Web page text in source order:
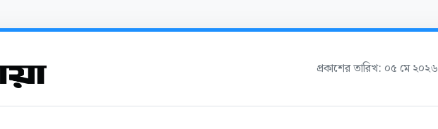
প্রকাশের তারিখ: ০৫ মে ২০২৬